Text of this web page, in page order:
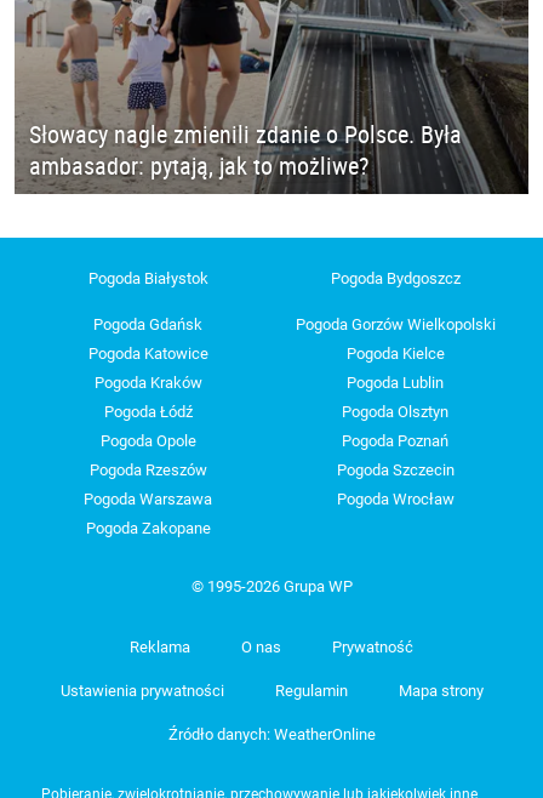
Słowacy nagle zmienili zdanie o Polsce. Była
ambasador: pytają, jak to możliwe?
Pogoda Białystok Pogoda Bydgoszcz
Pogoda Gdańsk
Pogoda Gorzów Wielkopolski
Pogoda Katowice
Pogoda Kielce
Pogoda Kraków
Pogoda Lublin
Pogoda Łódź
Pogoda Olsztyn
Pogoda Opole
Pogoda Poznań
Pogoda Rzeszów
Pogoda Szczecin
Pogoda Warszawa
Pogoda Wrocław
Pogoda Zakopane
© 1995-2026 Grupa WP
Reklama O nas Prywatność
Ustawienia prywatności Regulamin Mapa strony
Źródło danych: WeatherOnline
Pobieranie, zwielokrotnianie, przechowywanie lub jakiekolwiek inne